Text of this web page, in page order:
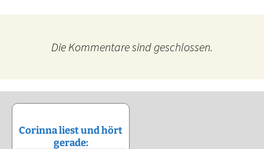
Die Kommentare sind geschlossen.
Corinna liest und hört
gerade: